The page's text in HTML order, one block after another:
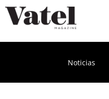
Noticias